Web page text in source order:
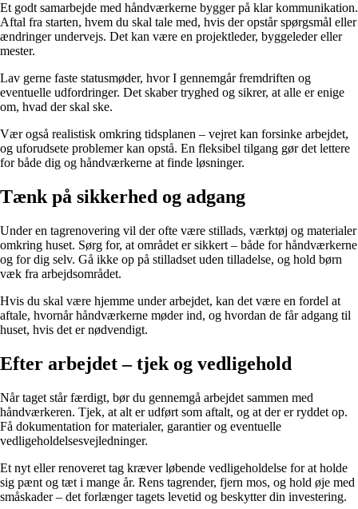
Et godt samarbejde med håndværkerne bygger på klar kommunikation.
Aftal fra starten, hvem du skal tale med, hvis der opstår spørgsmål eller
ændringer undervejs. Det kan være en projektleder, byggeleder eller
mester.
Lav gerne faste statusmøder, hvor I gennemgår fremdriften og
eventuelle udfordringer. Det skaber tryghed og sikrer, at alle er enige
om, hvad der skal ske.
Vær også realistisk omkring tidsplanen – vejret kan forsinke arbejdet,
og uforudsete problemer kan opstå. En fleksibel tilgang gør det lettere
for både dig og håndværkerne at finde løsninger.
Tænk på sikkerhed og adgang
Under en tagrenovering vil der ofte være stillads, værktøj og materialer
omkring huset. Sørg for, at området er sikkert – både for håndværkerne
og for dig selv. Gå ikke op på stilladset uden tilladelse, og hold børn
væk fra arbejdsområdet.
Hvis du skal være hjemme under arbejdet, kan det være en fordel at
aftale, hvornår håndværkerne møder ind, og hvordan de får adgang til
huset, hvis det er nødvendigt.
Efter arbejdet – tjek og vedligehold
Når taget står færdigt, bør du gennemgå arbejdet sammen med
håndværkeren. Tjek, at alt er udført som aftalt, og at der er ryddet op.
Få dokumentation for materialer, garantier og eventuelle
vedligeholdelsesvejledninger.
Et nyt eller renoveret tag kræver løbende vedligeholdelse for at holde
sig pænt og tæt i mange år. Rens tagrender, fjern mos, og hold øje med
småskader – det forlænger tagets levetid og beskytter din investering.